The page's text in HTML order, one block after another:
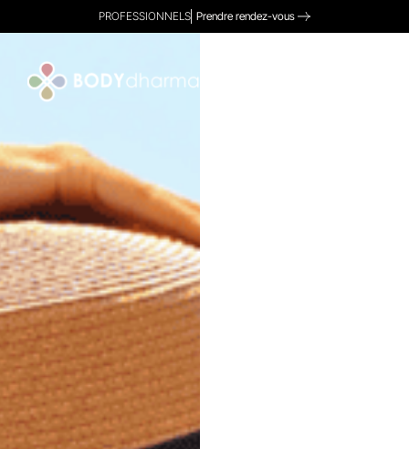
PROFESSIONNELS Prendre rendez-vous